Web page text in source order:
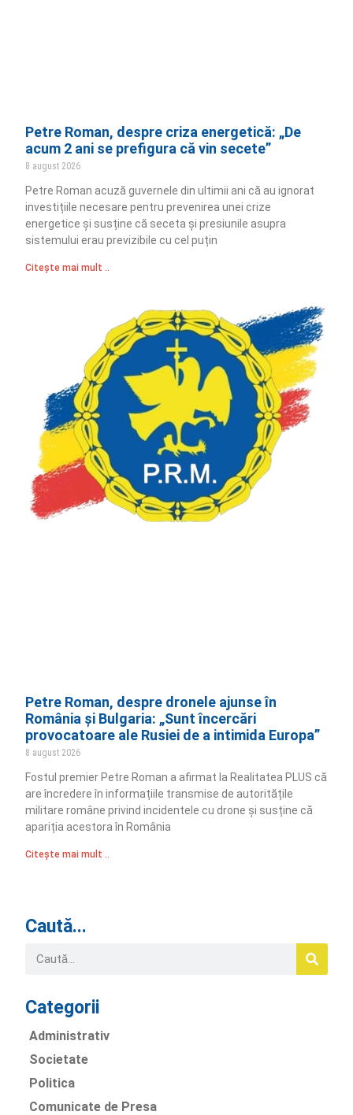
Petre Roman, despre criza energetică: „De
acum 2 ani se prefigura că vin secete”
8 august 2026
Petre Roman acuză guvernele din ultimii ani că au ignorat
investițiile necesare pentru prevenirea unei crize
energetice și susține că seceta și presiunile asupra
sistemului erau previzibile cu cel puțin
Citește mai mult ..
Petre Roman, despre dronele ajunse în
România și Bulgaria: „Sunt încercări
provocatoare ale Rusiei de a intimida Europa”
8 august 2026
Fostul premier Petre Roman a afirmat la Realitatea PLUS că
are încredere în informațiile transmise de autoritățile
militare române privind incidentele cu drone și susține că
apariția acestora în România
Citește mai mult ..
Caută...
Categorii
Administrativ
Societate
Politica
Comunicate de Presa